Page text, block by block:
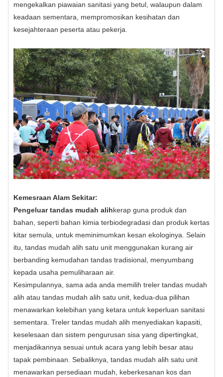
mengekalkan piawaian sanitasi yang betul, walaupun dalam
keadaan sementara, mempromosikan kesihatan dan
kesejahteraan peserta atau pekerja.
Kemesraan Alam Sekitar:
Pengeluar tandas mudah alihkerap guna produk dan
bahan, seperti bahan kimia terbiodegradasi dan produk kertas
kitar semula, untuk meminimumkan kesan ekologinya. Selain
itu, tandas mudah alih satu unit menggunakan kurang air
berbanding kemudahan tandas tradisional, menyumbang
kepada usaha pemuliharaan air.
Kesimpulannya, sama ada anda memilih treler tandas mudah
alih atau tandas mudah alih satu unit, kedua-dua pilihan
menawarkan kelebihan yang ketara untuk keperluan sanitasi
sementara. Treler tandas mudah alih menyediakan kapasiti,
keselesaan dan sistem pengurusan sisa yang dipertingkat,
menjadikannya sesuai untuk acara yang lebih besar atau
tapak pembinaan. Sebaliknya, tandas mudah alih satu unit
menawarkan persediaan mudah, keberkesanan kos dan